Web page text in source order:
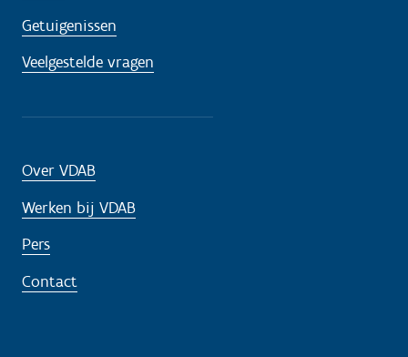
Getuigenissen
Veelgestelde vragen
Over VDAB
Werken bij VDAB
Pers
Contact